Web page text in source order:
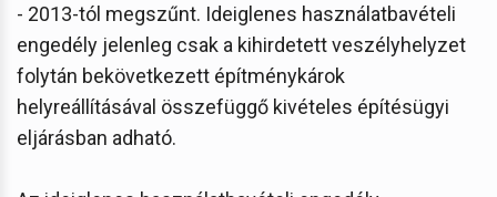
- 2013-tól megszűnt. Ideiglenes használatbavételi
engedély jelenleg csak a kihirdetett veszélyhelyzet
folytán bekövetkezett építménykárok
helyreállításával összefüggő kivételes építésügyi
eljárásban adható.